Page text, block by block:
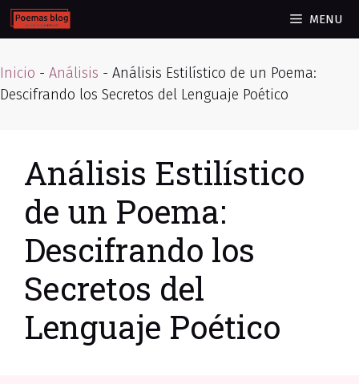
Skip
to
MENU
Inicio - Análisis - Análisis Estilístico de un Poema:
Descifrando los Secretos del Lenguaje Poético
Análisis Estilístico
de un Poema:
Descifrando los
Secretos del
Lenguaje Poético